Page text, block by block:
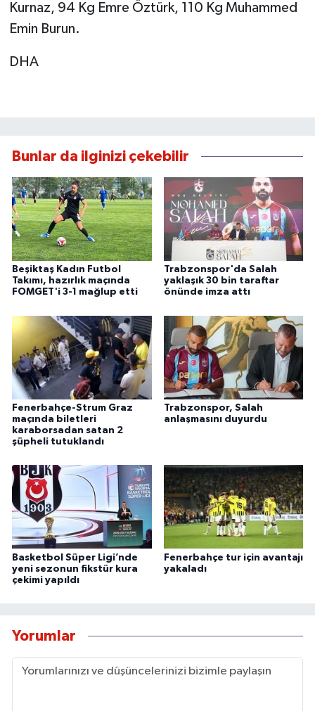
Kurnaz, 94 Kg Emre Öztürk, 110 Kg Muhammed
Emin Burun.
DHA
Bunlar da ilginizi çekebilir
Beşiktaş Kadın Futbol
Takımı, hazırlık maçında
FOMGET'i 3-1 mağlup etti
Trabzonspor'da Salah
yaklaşık 30 bin taraftar
önünde imza attı
Fenerbahçe-Strum Graz
maçında biletleri
karaborsadan satan 2
şüpheli tutuklandı
Trabzonspor, Salah
anlaşmasını duyurdu
Basketbol Süper Ligi’nde
yeni sezonun fikstür kura
çekimi yapıldı
Fenerbahçe tur için avantajı
yakaladı
Yorumlar